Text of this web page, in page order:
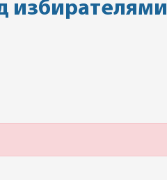
избирателями